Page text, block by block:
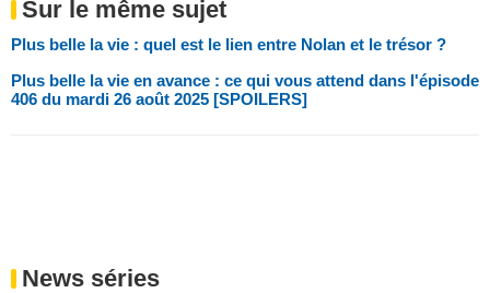
Sur le même sujet
Plus belle la vie : quel est le lien entre Nolan et le trésor ?
Plus belle la vie en avance : ce qui vous attend dans l'épisode
406 du mardi 26 août 2025 [SPOILERS]
News séries